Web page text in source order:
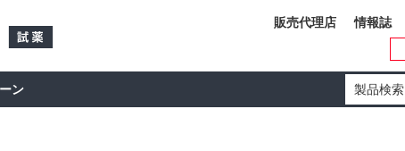
ン 製品検索
販売代理店 情報誌